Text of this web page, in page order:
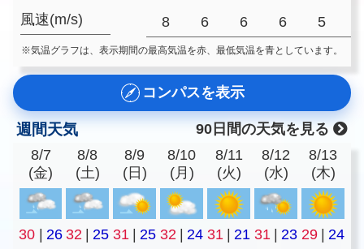
風速(m/s) 8 6 6 6 5
※気温グラフは、表示期間の最高気温を赤、最低気温を青としています。
コンパスを表示
週間天気
90日間の天気を見る
8/7
(金)
8/8
(土)
8/9
(日)
8/10
(月)
8/11
(火)
8/12
(水)
8/13
(木)
30 | 26 32 | 25 31 | 25 32 | 24 31 | 21 31 | 23 29 | 24